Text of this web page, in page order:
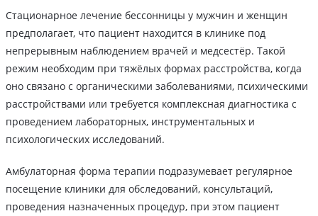
Стационарное лечение бессонницы у мужчин и женщин
предполагает, что пациент находится в клинике под
непрерывным наблюдением врачей и медсестёр. Такой
режим необходим при тяжёлых формах расстройства, когда
оно связано с органическими заболеваниями, психическими
расстройствами или требуется комплексная диагностика с
проведением лабораторных, инструментальных и
психологических исследований.
Амбулаторная форма терапии подразумевает регулярное
посещение клиники для обследований, консультаций,
проведения назначенных процедур, при этом пациент